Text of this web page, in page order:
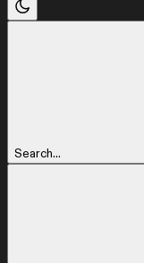
Search...